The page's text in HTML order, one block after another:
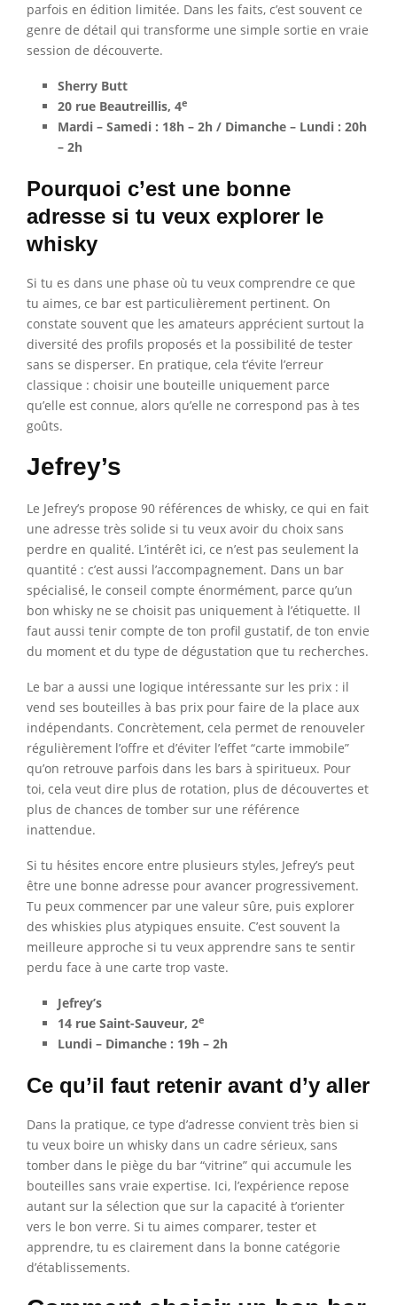
parfois en édition limitée. Dans les faits, c’est souvent ce
genre de détail qui transforme une simple sortie en vraie
session de découverte.
Sherry Butt
20 rue Beautreillis, 4e
Mardi – Samedi : 18h – 2h / Dimanche – Lundi : 20h
– 2h
Pourquoi c’est une bonne
adresse si tu veux explorer le
whisky
Si tu es dans une phase où tu veux comprendre ce que
tu aimes, ce bar est particulièrement pertinent. On
constate souvent que les amateurs apprécient surtout la
diversité des profils proposés et la possibilité de tester
sans se disperser. En pratique, cela t’évite l’erreur
classique : choisir une bouteille uniquement parce
qu’elle est connue, alors qu’elle ne correspond pas à tes
goûts.
Jefrey’s
Le Jefrey’s propose 90 références de whisky, ce qui en fait
une adresse très solide si tu veux avoir du choix sans
perdre en qualité. L’intérêt ici, ce n’est pas seulement la
quantité : c’est aussi l’accompagnement. Dans un bar
spécialisé, le conseil compte énormément, parce qu’un
bon whisky ne se choisit pas uniquement à l’étiquette. Il
faut aussi tenir compte de ton profil gustatif, de ton envie
du moment et du type de dégustation que tu recherches.
Le bar a aussi une logique intéressante sur les prix : il
vend ses bouteilles à bas prix pour faire de la place aux
indépendants. Concrètement, cela permet de renouveler
régulièrement l’offre et d’éviter l’effet “carte immobile”
qu’on retrouve parfois dans les bars à spiritueux. Pour
toi, cela veut dire plus de rotation, plus de découvertes et
plus de chances de tomber sur une référence
inattendue.
Si tu hésites encore entre plusieurs styles, Jefrey’s peut
être une bonne adresse pour avancer progressivement.
Tu peux commencer par une valeur sûre, puis explorer
des whiskies plus atypiques ensuite. C’est souvent la
meilleure approche si tu veux apprendre sans te sentir
perdu face à une carte trop vaste.
Jefrey’s
14 rue Saint-Sauveur, 2e
Lundi – Dimanche : 19h – 2h
Ce qu’il faut retenir avant d’y aller
Dans la pratique, ce type d’adresse convient très bien si
tu veux boire un whisky dans un cadre sérieux, sans
tomber dans le piège du bar “vitrine” qui accumule les
bouteilles sans vraie expertise. Ici, l’expérience repose
autant sur la sélection que sur la capacité à t’orienter
vers le bon verre. Si tu aimes comparer, tester et
apprendre, tu es clairement dans la bonne catégorie
d’établissements.